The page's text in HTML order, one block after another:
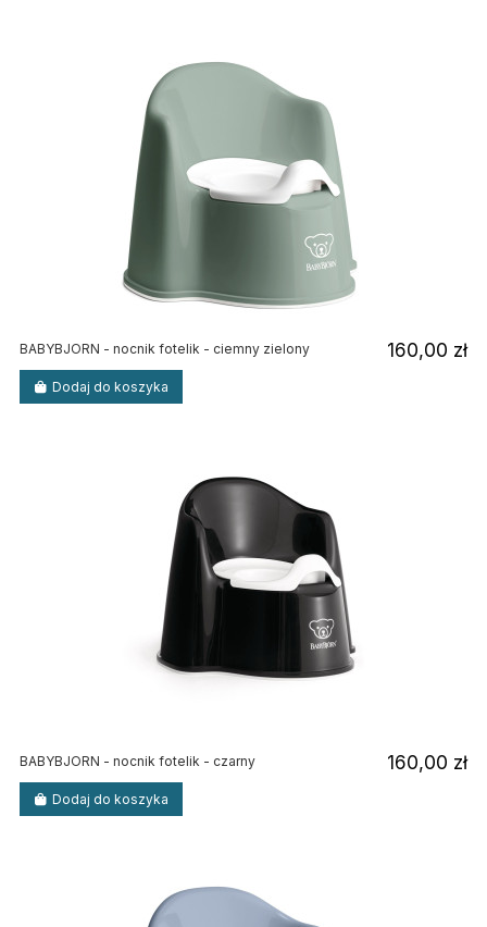
BABYBJORN - nocnik fotelik - ciemny zielony 160,00 zł
Dodaj do koszyka
BABYBJORN - nocnik fotelik - czarny 160,00 zł
Dodaj do koszyka